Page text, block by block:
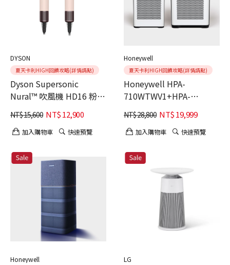
DYSON
夏天卡利HIGH回饋攻略(詳情請點)
Dyson Supersonic
Nural™ 吹風機 HD16 粉霧
玫瑰+收納架
NT$15,600 NT$12,900
加入購物車 快速預覽
Honeywell
夏天卡利HIGH回饋攻略(詳情請點)
Honeywell HPA-
710WTWV1+HPA-
720WTWV1 抗敏負離子空
氣清淨機 雙入組
NT$28,800 NT$19,999
加入購物車 快速預覽
Honeywell LG